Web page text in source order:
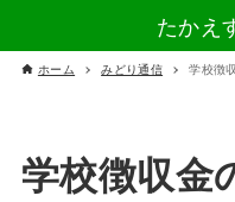
たかえ
ホーム みどり通信 学校徴
学校徴収金